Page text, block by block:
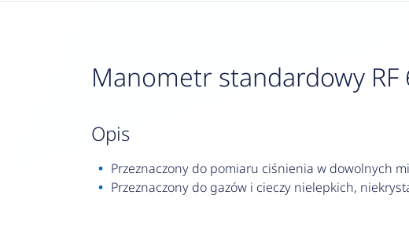
Manometr standardowy RF
opis
Przeznaczony do pomiaru ciśnienia w dowolnych
Przeznaczony do gazów i cieczy nielepkich,